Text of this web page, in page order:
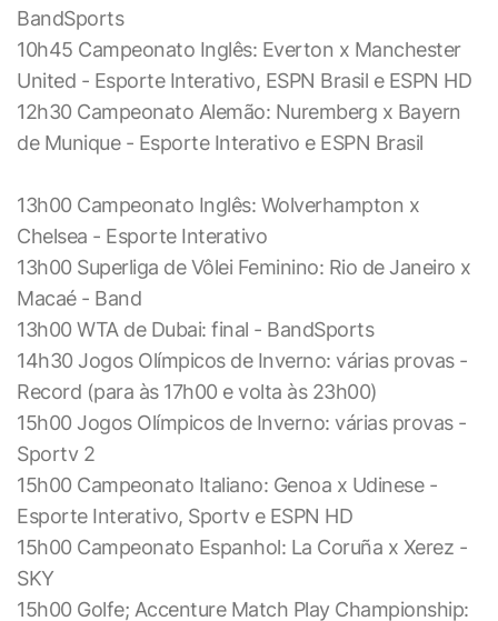
BandSports
10h45 Campeonato Inglês: Everton x Manchester
United - Esporte Interativo, ESPN Brasil e ESPN HD
12h30 Campeonato Alemão: Nuremberg x Bayern
de Munique - Esporte Interativo e ESPN Brasil
13h00 Campeonato Inglês: Wolverhampton x
Chelsea - Esporte Interativo
13h00 Superliga de Vôlei Feminino: Rio de Janeiro x
Macaé - Band
13h00 WTA de Dubai: final - BandSports
14h30 Jogos Olímpicos de Inverno: várias provas -
Record (para às 17h00 e volta às 23h00)
15h00 Jogos Olímpicos de Inverno: várias provas -
Sportv 2
15h00 Campeonato Italiano: Genoa x Udinese -
Esporte Interativo, Sportv e ESPN HD
15h00 Campeonato Espanhol: La Coruña x Xerez -
SKY
15h00 Golfe; Accenture Match Play Championship: